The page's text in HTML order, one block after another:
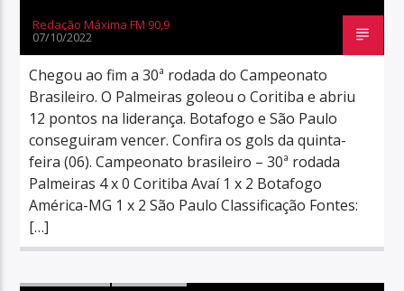
Redação Máxima FM 90,9
07/10/2022
Chegou ao fim a 30ª rodada do Campeonato
Brasileiro. O Palmeiras goleou o Coritiba e abriu
12 pontos na liderança. Botafogo e São Paulo
conseguiram vencer. Confira os gols da quinta-
feira (06). Campeonato brasileiro – 30ª rodada
Palmeiras 4 x 0 Coritiba Avaí 1 x 2 Botafogo
América-MG 1 x 2 São Paulo Classificação Fontes:
[…]